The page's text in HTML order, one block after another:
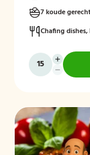
7 koude
Chafing